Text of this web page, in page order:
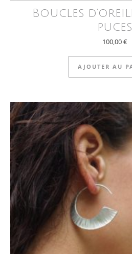
Boucles
puces
100,00€
AJOUTER AU